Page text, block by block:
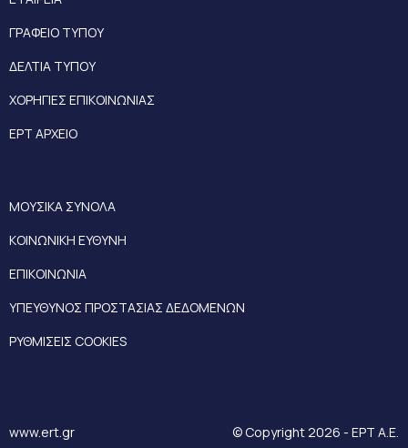
ΓΡΑΦΕΙΟ ΤΥΠΟΥ
ΔΕΛΤΙΑ ΤΥΠΟΥ
ΧΟΡΗΓΙΕΣ ΕΠΙΚΟΙΝΩΝΙΑΣ
ΕΡΤ ΑΡΧΕΙΟ
ΜΟΥΣΙΚΑ ΣΥΝΟΛΑ
ΚΟΙΝΩΝΙΚΗ ΕΥΘΥΝΗ
ΕΠΙΚΟΙΝΩΝΙΑ
ΥΠΕΥΘΥΝΟΣ ΠΡΟΣΤΑΣΙΑΣ ΔΕΔΟΜΕΝΩΝ
ΡΥΘΜΙΣΕΙΣ COOKIES
www.ert.gr © Copyright 2026 - ΕΡΤ Α.Ε.